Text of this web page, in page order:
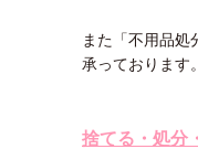
また「不用品処
承っております
捨てる・処分